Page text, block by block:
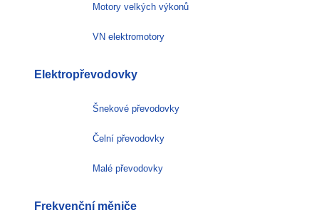
Motory velkých výkonů
VN elektromotory
Elektropřevodovky
Šnekové převodovky
Čelní převodovky
Malé převodovky
Frekvenční měniče